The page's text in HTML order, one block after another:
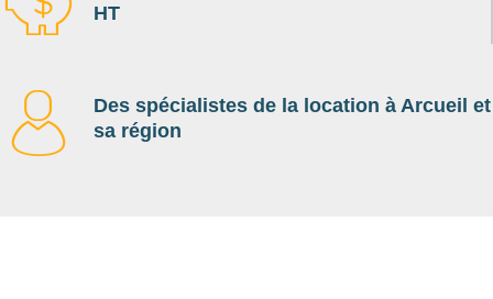
HT
Des spécialistes de la location à Arcueil et
sa région